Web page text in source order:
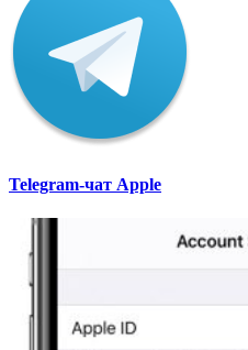
Telegram-чат Apple